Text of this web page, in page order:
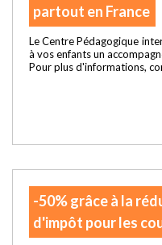
partout en France
Le Centre Pédagogique
à vos enfants un
Pour plus d'informations,
-50% grâce à la
d'impôt pour les